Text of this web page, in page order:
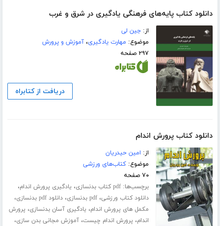
دانلود کتاب پایه‌های فرهنگی یادگیری در شرق و غرب
از:جین لی
موضوع: مهارت یادگیری،آموزش و پرورش
۲۹۷ صفحه
دریافت از کتابراه
دانلود کتاب پرورش اندام
از: امین حیدریان
موضوع:کتاب‌های ورزشی
۷۰ صفحه
برچسب‌ها:pdf کتاب بدنسازی ، یادگیری پرورش اندام،
دانلود کتاب ورزشی،pdf بدنسازی ،دانلود pdf بدنسازی ،
مکمل های پرورش اندام، یادگیری آسان بدنسازی، پرورش
اندام، پرورش اندام چیست،آموزش مجانی بدن سازی،